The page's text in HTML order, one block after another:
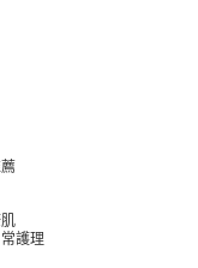
護理